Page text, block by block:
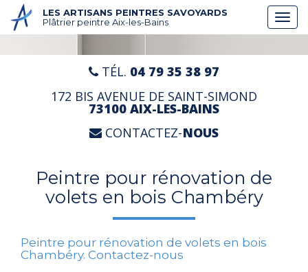
Aller
au
contenu
LES ARTISANS PEINTRES SAVOYARDS
Plâtrier peintre Aix-les-Bains
TÉL. 04 79 35 38 97
172 BIS AVENUE DE SAINT-SIMOND
73100 AIX-LES-BAINS
CONTACTEZ-NOUS
Peintre pour rénovation de
volets en bois Chambéry
Peintre pour rénovation de volets en bois
Chambéry. Contactez-nous